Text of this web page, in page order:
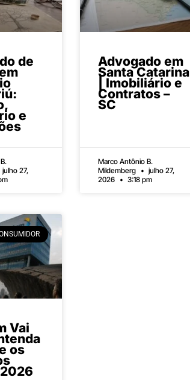
de
e
julho 27,
Advogado em
Santa Catarina
| Imobiliário e
Contratos –
SC
Marco Antônio B.
Mildemberg
julho 27,
2026
3:18 pm
Vai
os